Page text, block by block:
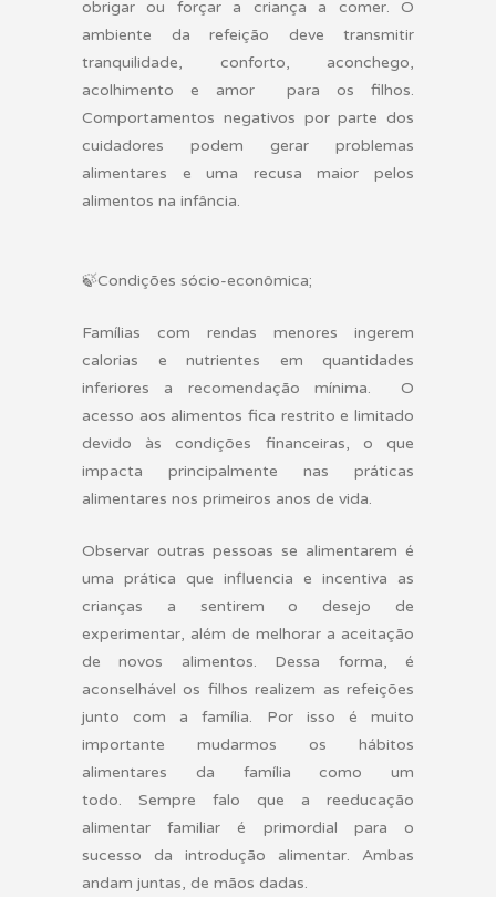
obrigar ou forçar a criança a comer. O
ambiente da refeição deve transmitir
tranquilidade, conforto, aconchego,
acolhimento e amor para os filhos.
Comportamentos negativos por parte dos
cuidadores podem gerar problemas
alimentares e uma recusa maior pelos
alimentos na infância.
🍃Condições sócio-econômica;
Famílias com rendas menores ingerem
calorias e nutrientes em quantidades
inferiores a recomendação mínima. O
acesso aos alimentos fica restrito e limitado
devido às condições financeiras, o que
impacta principalmente nas práticas
alimentares nos primeiros anos de vida.
Observar outras pessoas se alimentarem é
uma prática que influencia e incentiva as
crianças a sentirem o desejo de
experimentar, além de melhorar a aceitação
de novos alimentos. Dessa forma, é
aconselhável os filhos realizem as refeições
junto com a família. Por isso é muito
importante mudarmos os hábitos
alimentares da família como um
todo. Sempre falo que a reeducação
alimentar familiar é primordial para o
sucesso da introdução alimentar. Ambas
andam juntas, de mãos dadas.